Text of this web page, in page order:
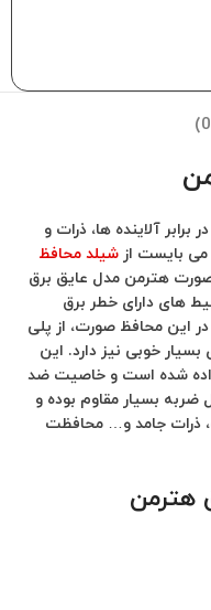
آلاینده ها، ذرات و
بایست از شیلد محافظ
هترمن مدل عایق برق
های دارای خطر برق
این محافظ صورت، از پلی
خوبی نیز دارد. این
شده است و خاصیت ضد
بسیار مقاوم بوده و
ذرات جامد و… محافظت
هترمن